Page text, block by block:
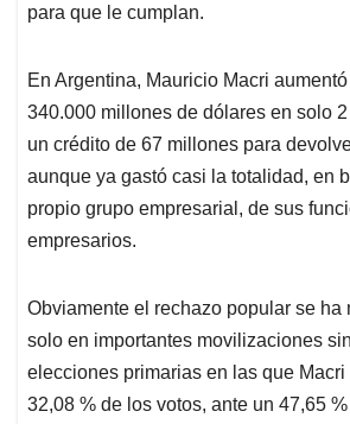
para que le cumplan.
En Argentina, Mauricio Macri
340.000 millones de dólares en solo
un crédito de 67 millones para
aunque ya gastó casi la totalidad, en
propio grupo empresarial, de sus
empresarios.
Obviamente el rechazo popular se ha
solo en importantes movilizaciones
elecciones primarias en las que Macri
32,08 % de los votos, ante un 47,65